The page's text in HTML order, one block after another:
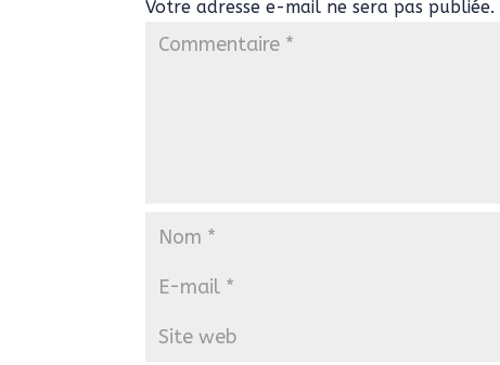
Votre adresse e-mail ne sera pas publiée.